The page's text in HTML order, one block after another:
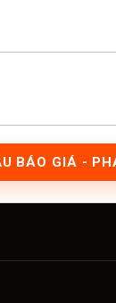
BÁO GIÁ -